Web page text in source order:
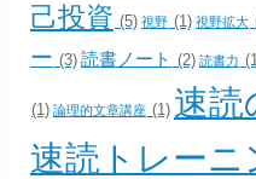
己投資 (5) 視野 (1) 視野拡大
ー (3) 読書ノート (2) 読書力
(1) 論理的文章講座 (1) 速読
速読トレーニ